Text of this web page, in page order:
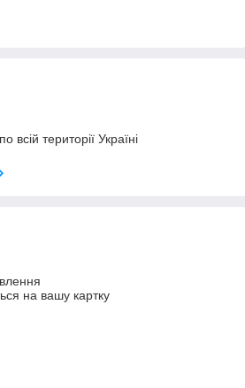
всій території Україні
на вашу картку